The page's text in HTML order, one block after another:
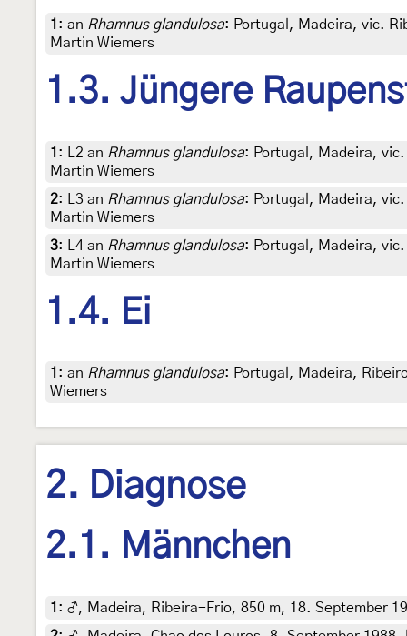
1 : an Rhamnus glandulosa: Portugal, Madeira, vic.
Martin Wiemers
1.3. Jüngere
1 : L2 an Rhamnus glandulosa: Portugal, Madeira,
Martin Wiemers
2: L3 an Rhamnus glandulosa: Portugal, Madeira,
Martin Wiemers
3: L4 an Rhamnus glandulosa: Portugal, Madeira,
Martin Wiemers
1.4. Ei
1 : an Rhamnus glandulosa: Portugal, Madeira,
Wiemers
2. Diagnose
2.1. Männchen
1 : ♂, Madeira, Ribeira-Frio, 850 m, 18. September